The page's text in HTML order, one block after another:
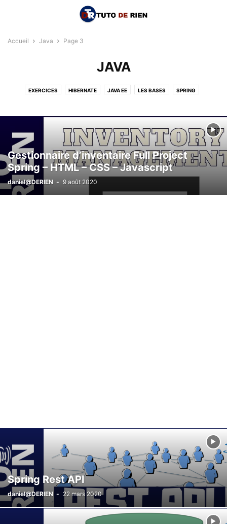
Accueil Java Page 3
JAVA
EXERCICES HIBERNATE JAVA EE LES BASES SPRING
Gestionnaire d’inventaire Full Project
Spring – HTML – CSS – Javascript
daniel@DERIEN - 9 août 2020
Spring Rest API
daniel@DERIEN - 22 mars 2020